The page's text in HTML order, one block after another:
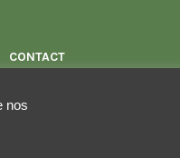
CONTACT
nos